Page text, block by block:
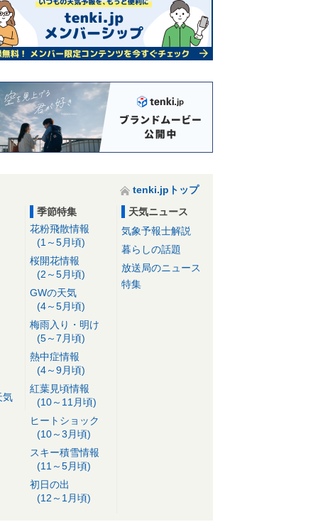
tenki.jpトップ
気
季節特集
花粉飛散情報
(1～5月頃)
桜開花情報
(2～5月頃)
GWの天気
(4～5月頃)
梅雨入り・明け
(5～7月頃)
熱中症情報
(4～9月頃)
紅葉見頃情報
(10～11月頃)
ヒートショック
(10～3月頃)
スキー積雪情報
(11～5月頃)
初日の出
(12～1月頃)
天気ニュース
気象予報士解説
暮らしの話題
放送局のニュース
特集